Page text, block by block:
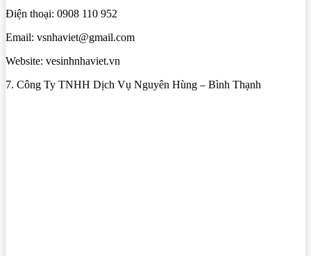
Điện thoại: 0908 110 952
Email: vsnhaviet@gmail.com
Website: vesinhnhaviet.vn
7. Công Ty TNHH Dịch Vụ Nguyên Hùng – Bình Thạnh